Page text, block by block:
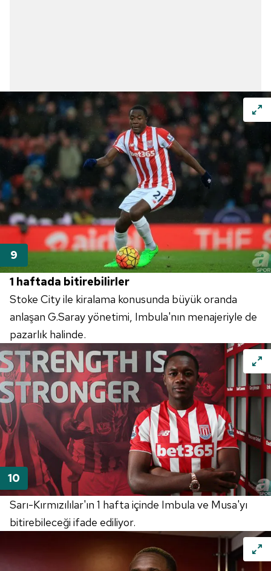
1 haftada bitirebilirler
Stoke City ile kiralama konusunda büyük oranda
anlaşan G.Saray yönetimi, Imbula'nın menajeriyle de
pazarlık halinde.
Sarı-Kırmızılılar'ın 1 hafta içinde Imbula ve Musa'yı
bitirebileceği ifade ediliyor.